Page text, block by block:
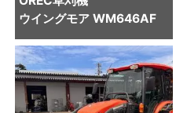
ウイングモア WM646AF